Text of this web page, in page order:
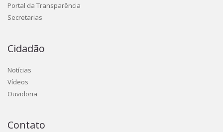
Portal da Transparência
Secretarias
Cidadão
Notícias
Vídeos
Ouvidoria
Contato